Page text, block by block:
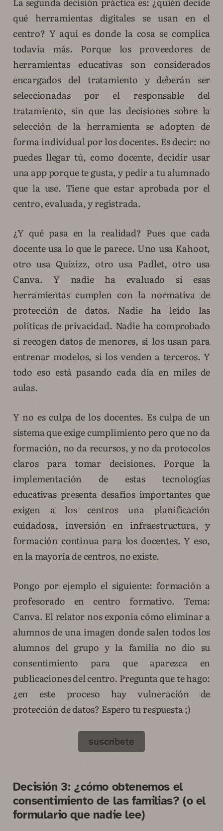
qué herramientas digitales se usan en el
centro? Y aquí es donde la cosa se complica
todavía más. Porque los proveedores de
herramientas educativas son considerados
encargados del tratamiento y deberán ser
seleccionadas por el responsable del
tratamiento, sin que las decisiones sobre la
selección de la herramienta se adopten de
forma individual por los docentes. Es decir: no
puedes llegar tú, como docente, decidir usar
una app porque te gusta, y pedir a tu alumnado
que la use. Tiene que estar aprobada por el
centro, evaluada, y registrada.
¿Y qué pasa en la realidad? Pues que cada
docente usa lo que le parece. Uno usa Kahoot,
otro usa Quizizz, otro usa Padlet, otro usa
Canva. Y nadie ha evaluado si esas
herramientas cumplen con la normativa de
protección de datos. Nadie ha leído las
políticas de privacidad. Nadie ha comprobado
si recogen datos de menores, si los usan para
entrenar modelos, si los venden a terceros. Y
todo eso está pasando cada día en miles de
aulas.
Y no es culpa de los docentes. Es culpa de un
sistema que exige cumplimiento pero que no da
formación, no da recursos, y no da protocolos
claros para tomar decisiones. Porque la
implementación de estas tecnologías
educativas presenta desafíos importantes que
exigen a los centros una planificación
cuidadosa, inversión en infraestructura, y
formación continua para los docentes. Y eso,
en la mayoría de centros, no existe.
Pongo por ejemplo el siguiente: formación a
profesorado en centro formativo. Tema:
Canva. El relator nos exponía cómo eliminar a
alumnos de una imagen donde salen todos los
alumnos del grupo y la familia no dio su
consentimiento para que aparezca en
publicaciones del centro. Pregunta que te hago:
¿en este proceso hay vulneración de
protección de datos? Espero tu respuesta ;)
suscríbete
Decisión 3: ¿cómo obtenemos el
consentimiento de las familias? (o el
formulario que nadie lee)